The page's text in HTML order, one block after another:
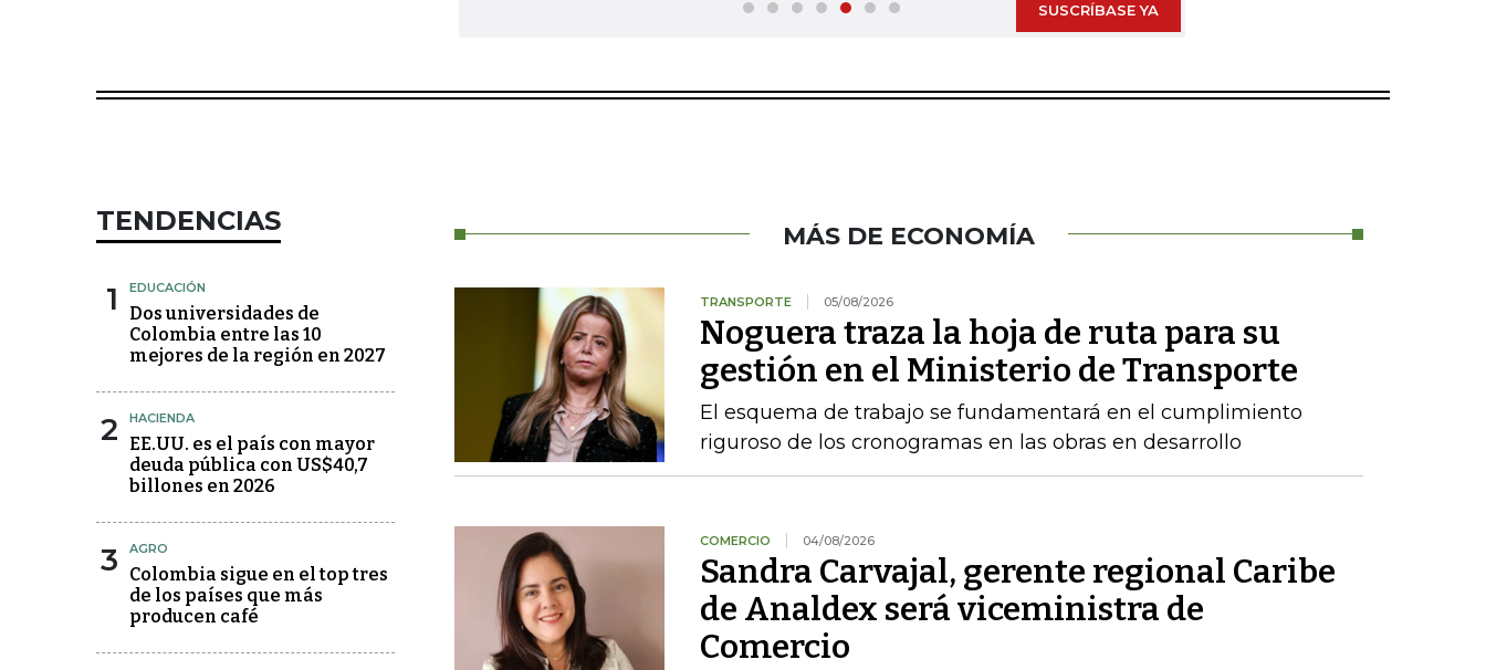
SUSCRÍBASE YA
TENDENCIAS
1 EDUCACIÓN
Dos universidades de
Colombia entre las 10
mejores de la región en 2027
2 HACIENDA
EE.UU. es el país con mayor
deuda pública con US$40,7
billones en 2026
3 AGRO
Colombia sigue en el top tres
de los países que más
producen café
MÁS DE ECONOMÍA
TRANSPORTE 05/08/2026
Noguera traza la hoja de ruta para su
gestión en el Ministerio de Transporte
El esquema de trabajo se fundamentará en el cumplimiento
riguroso de los cronogramas en las obras en desarrollo
COMERCIO 04/08/2026
Sandra Carvajal, gerente regional Caribe
de Analdex será viceministra de
Comercio